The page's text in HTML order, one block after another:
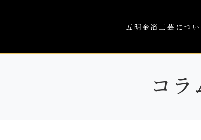
五明金箔工芸につい
コラ